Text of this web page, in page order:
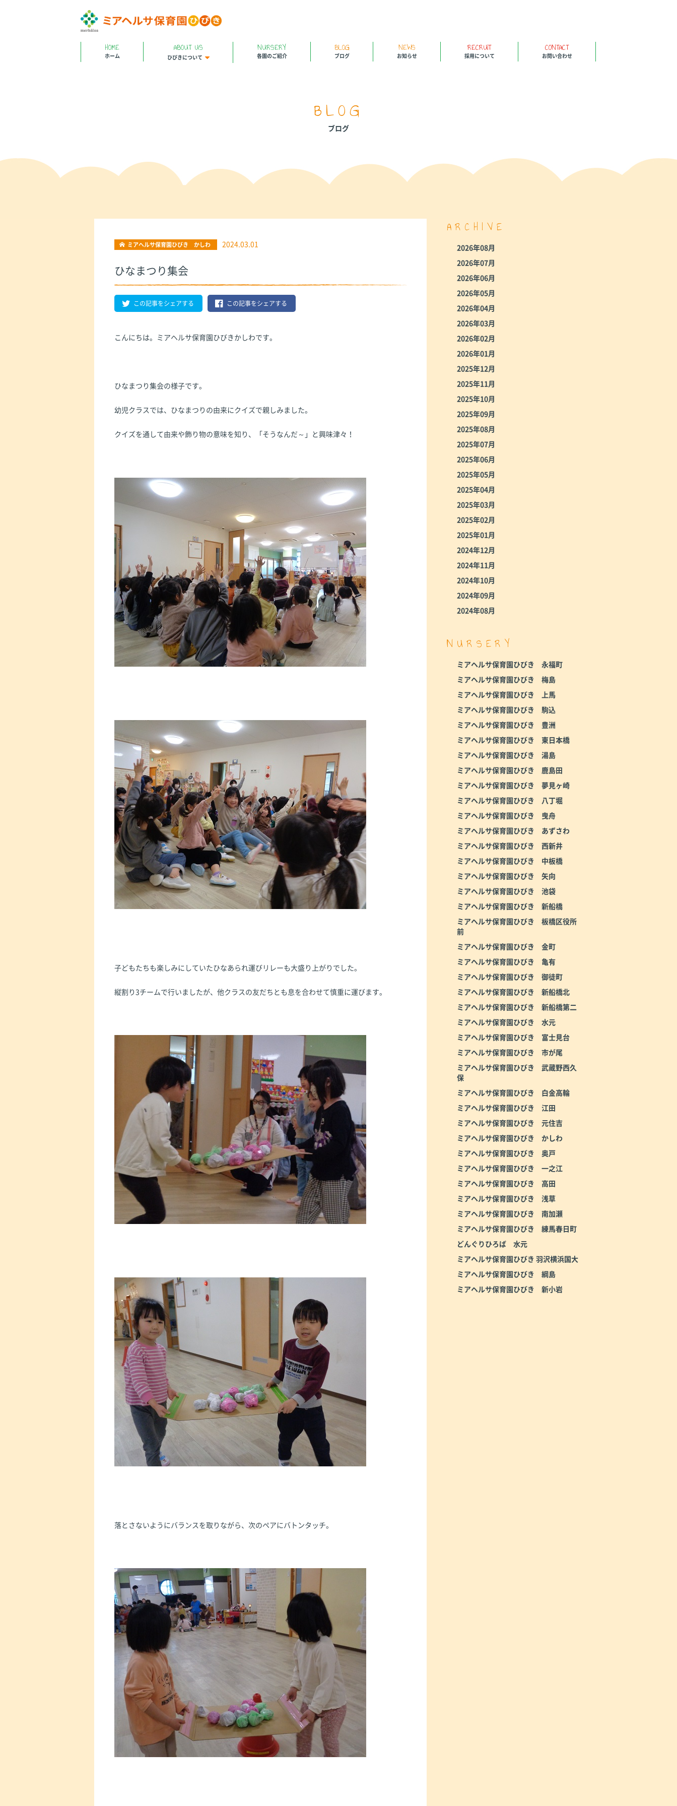
HOME
ホーム
ABOUT US
ひびきについて
NURSERY
各園のご紹介
BLOG
ブログ
NEWS
お知らせ
RECRUIT
採用について
CONTACT
お問い合わせ
BLOG
ブログ
ミアヘルサ保育園ひびき かしわ 2024.03.01
ひなまつり集会
この記事をシェアする この記事をシェアする
こんにちは。ミアヘルサ保育園ひびきかしわです。
ひなまつり集会の様子です。
幼児クラスでは、ひなまつりの由来にクイズで親しみました。
クイズを通して由来や飾り物の意味を知り、「そうなんだ～」と興味津々！
子どもたちも楽しみにしていたひなあられ運びリレーも大盛り上がりでした。
縦割り3チームで行いましたが、他クラスの友だちとも息を合わせて慎重に運びます。
落とさないようにバランスを取りながら、次のペアにバトンタッチ。
ARCHIVE
2026年08月
2026年07月
2026年06月
2026年05月
2026年04月
2026年03月
2026年02月
2026年01月
2025年12月
2025年11月
2025年10月
2025年09月
2025年08月
2025年07月
2025年06月
2025年05月
2025年04月
2025年03月
2025年02月
2025年01月
2024年12月
2024年11月
2024年10月
2024年09月
2024年08月
NURSERY
ミアヘルサ保育園ひびき 永福町
ミアヘルサ保育園ひびき 梅島
ミアヘルサ保育園ひびき 上馬
ミアヘルサ保育園ひびき 駒込
ミアヘルサ保育園ひびき 豊洲
ミアヘルサ保育園ひびき 東日本橋
ミアヘルサ保育園ひびき 湯島
ミアヘルサ保育園ひびき 鹿島田
ミアヘルサ保育園ひびき 夢見ヶ崎
ミアヘルサ保育園ひびき 八丁堀
ミアヘルサ保育園ひびき 曳舟
ミアヘルサ保育園ひびき あずさわ
ミアヘルサ保育園ひびき 西新井
ミアヘルサ保育園ひびき 中板橋
ミアヘルサ保育園ひびき 矢向
ミアヘルサ保育園ひびき 池袋
ミアヘルサ保育園ひびき 新船橋
ミアヘルサ保育園ひびき 板橋区役所
前
ミアヘルサ保育園ひびき 金町
ミアヘルサ保育園ひびき 亀有
ミアヘルサ保育園ひびき 御徒町
ミアヘルサ保育園ひびき 新船橋北
ミアヘルサ保育園ひびき 新船橋第二
ミアヘルサ保育園ひびき 水元
ミアヘルサ保育園ひびき 富士見台
ミアヘルサ保育園ひびき 市が尾
ミアヘルサ保育園ひびき 武蔵野西久
保
ミアヘルサ保育園ひびき 白金高輪
ミアヘルサ保育園ひびき 江田
ミアヘルサ保育園ひびき 元住吉
ミアヘルサ保育園ひびき かしわ
ミアヘルサ保育園ひびき 奥戸
ミアヘルサ保育園ひびき 一之江
ミアヘルサ保育園ひびき 高田
ミアヘルサ保育園ひびき 浅草
ミアヘルサ保育園ひびき 南加瀬
ミアヘルサ保育園ひびき 練馬春日町
どんぐりひろば 水元
ミアヘルサ保育園ひびき 羽沢横浜国大
ミアヘルサ保育園ひびき 綱島
ミアヘルサ保育園ひびき 新小岩